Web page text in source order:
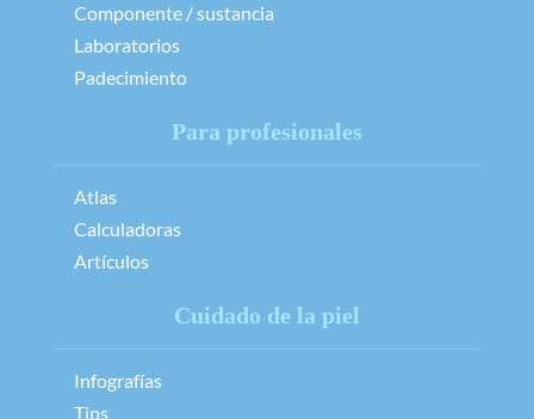
Componente / sustancia
Laboratorios
Padecimiento
Para profesionales
Atlas
Calculadoras
Artículos
Cuidado de la piel
Infografías
Tips